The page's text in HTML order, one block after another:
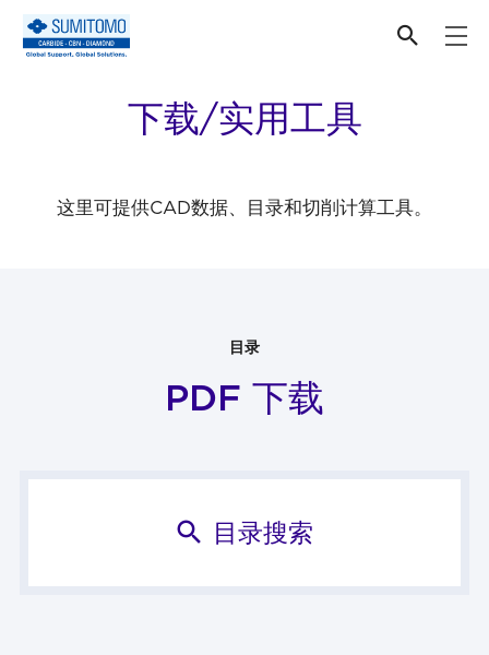
顶部
下载/实用工具
这里可提供CAD数据、目录和切削计算工具。
目录
PDF 下载
目录搜索